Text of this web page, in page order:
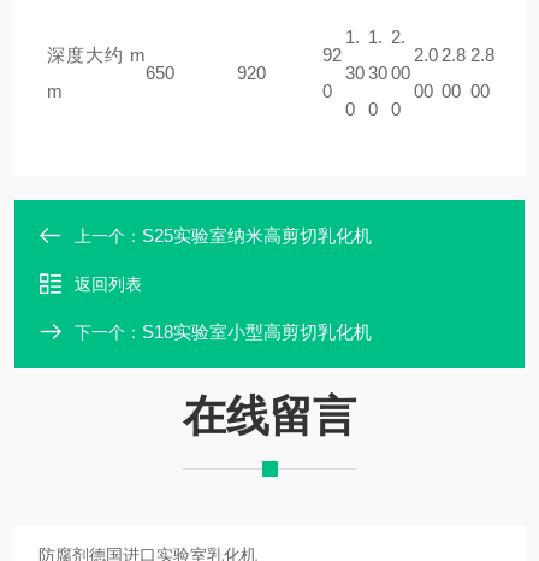
深度大约 m
m
650 920
92
0
1.
30
0
1.
30
0
2.
00
0
2.0
00
2.8
00
2.8
00
上一个： S25实验室纳米高剪切乳化机
返回列表
下一个： S18实验室小型高剪切乳化机
在线留言